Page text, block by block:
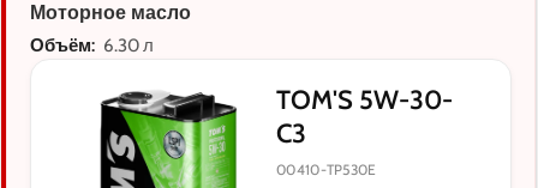
Моторное масло
Объём: 6.30 л
TOM'S 5W-30-
C3
00410-TP530E